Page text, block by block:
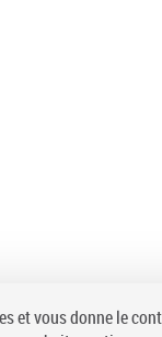
et vous donne le